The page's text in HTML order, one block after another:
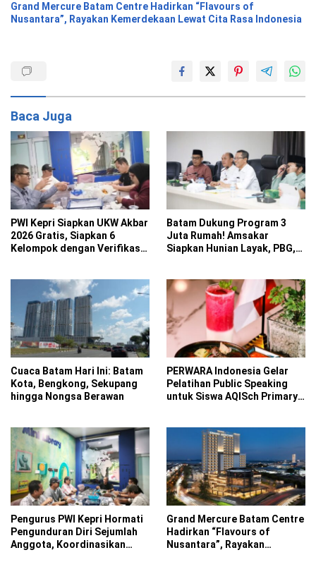
Grand Mercure Batam Centre Hadirkan “Flavours of
Nusantara”, Rayakan Kemerdekaan Lewat Cita Rasa Indonesia
Baca Juga
PWI Kepri Siapkan UKW Akbar
2026 Gratis, Siapkan 6
Kelompok dengan Verifikasi
Batam Dukung Program 3
Juta Rumah! Amsakar
Siapkan Hunian Layak, PBG,
Cuaca Batam Hari Ini: Batam
Kota, Bengkong, Sekupang
hingga Nongsa Berawan
PERWARA Indonesia Gelar
Pelatihan Public Speaking
untuk Siswa AQISch Primary
Pengurus PWI Kepri Hormati
Pengunduran Diri Sejumlah
Anggota, Koordinasikan
Grand Mercure Batam Centre
Hadirkan “Flavours of
Nusantara”, Rayakan